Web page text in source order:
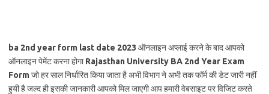
ba 2nd year form last date 2023 ऑनलाइन अप्लाई करने के बाद आपको
ऑनलाइन पेमेंट करना होगाRajasthan University BA 2nd Year Exam
Formजो हर साल निर्धारित किया जाता है अभी विभाग ने अभी तक फॉर्म की डेट जारी नहीं
हुयी है जल्द ही इसकी जानकारी आपको मिल जाएगी आप हमारी वेबसाइट पर विजिट करते